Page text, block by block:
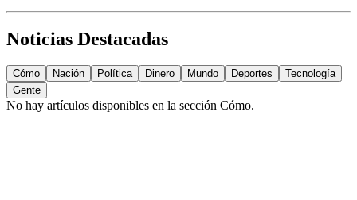
Noticias Destacadas
Cómo Nación Política Dinero Mundo Deportes
Tecnología
Gente
No hay artículos disponibles en la sección Cómo.